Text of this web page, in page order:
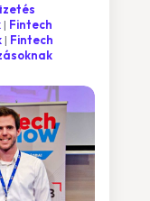
Fintech
Fintech